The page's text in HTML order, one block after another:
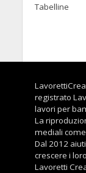
Tabelline
registrato
lavori per
La
mediali
Dal 2012
crescere i
Lavoretti